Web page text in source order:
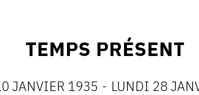
TEMPS PRÉSENT
JANVIER 1935 - LUNDI 28